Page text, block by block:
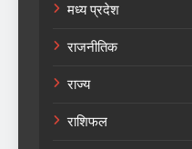
मध्य प्रदेश
राजनीतिक
राज्य
राशिफल